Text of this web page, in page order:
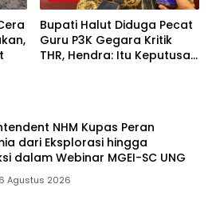
Bupati Halut Diduga Pecat
Guru P3K Gegara Kritik
THR, Hendra: Itu Keputusan
NHM Kupas Peran
dari Eksplorasi hingga
dalam Webinar MGEI-SC UNG
6 Agustus 2026